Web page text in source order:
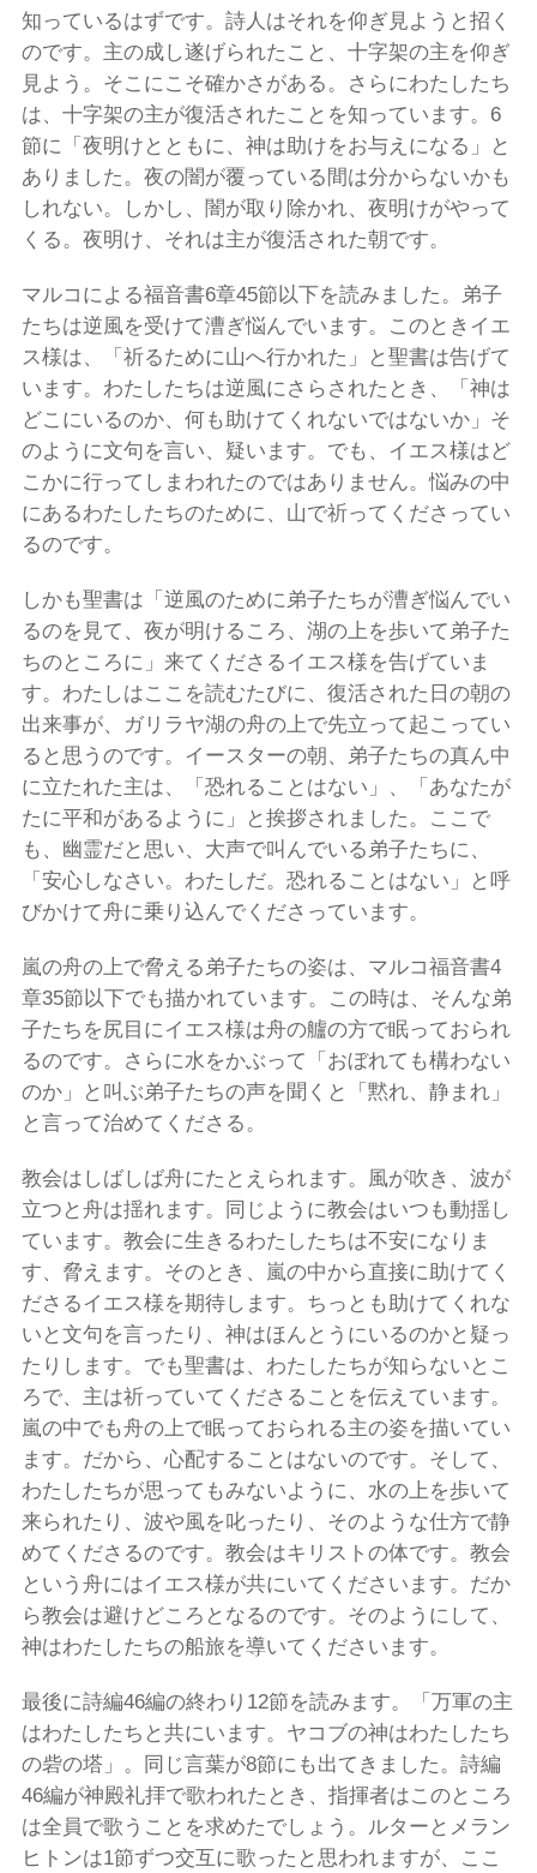
知っているはずです。詩人はそれを仰ぎ見ようと招く
のです。主の成し遂げられたこと、十字架の主を仰ぎ
見よう。そこにこそ確かさがある。さらにわたしたち
は、十字架の主が復活されたことを知っています。6
節に「夜明けとともに、神は助けをお与えになる」と
ありました。夜の闇が覆っている間は分からないかも
しれない。しかし、闇が取り除かれ、夜明けがやって
くる。夜明け、それは主が復活された朝です。
マルコによる福音書6章45節以下を読みました。弟子
たちは逆風を受けて漕ぎ悩んでいます。このときイエ
ス様は、「祈るために山へ行かれた」と聖書は告げて
います。わたしたちは逆風にさらされたとき、「神は
どこにいるのか、何も助けてくれないではないか」そ
のように文句を言い、疑います。でも、イエス様はど
こかに行ってしまわれたのではありません。悩みの中
にあるわたしたちのために、山で祈ってくださってい
るのです。
しかも聖書は「逆風のために弟子たちが漕ぎ悩んでい
るのを見て、夜が明けるころ、湖の上を歩いて弟子た
ちのところに」来てくださるイエス様を告げていま
す。わたしはここを読むたびに、復活された日の朝の
出来事が、ガリラヤ湖の舟の上で先立って起こってい
ると思うのです。イースターの朝、弟子たちの真ん中
に立たれた主は、「恐れることはない」、「あなたが
たに平和があるように」と挨拶されました。ここで
も、幽霊だと思い、大声で叫んでいる弟子たちに、
「安心しなさい。わたしだ。恐れることはない」と呼
びかけて舟に乗り込んでくださっています。
嵐の舟の上で脅える弟子たちの姿は、マルコ福音書4
章35節以下でも描かれています。この時は、そんな弟
子たちを尻目にイエス様は舟の艫の方で眠っておられ
るのです。さらに水をかぶって「おぼれても構わない
のか」と叫ぶ弟子たちの声を聞くと「黙れ、静まれ」
と言って治めてくださる。
教会はしばしば舟にたとえられます。風が吹き、波が
立つと舟は揺れます。同じように教会はいつも動揺し
ています。教会に生きるわたしたちは不安になりま
す、脅えます。そのとき、嵐の中から直接に助けてく
ださるイエス様を期待します。ちっとも助けてくれな
いと文句を言ったり、神はほんとうにいるのかと疑っ
たりします。でも聖書は、わたしたちが知らないとこ
ろで、主は祈っていてくださることを伝えています。
嵐の中でも舟の上で眠っておられる主の姿を描いてい
ます。だから、心配することはないのです。そして、
わたしたちが思ってもみないように、水の上を歩いて
来られたり、波や風を叱ったり、そのような仕方で静
めてくださるのです。教会はキリストの体です。教会
という舟にはイエス様が共にいてくださいます。だか
ら教会は避けどころとなるのです。そのようにして、
神はわたしたちの船旅を導いてくださいます。
最後に詩編46編の終わり12節を読みます。「万軍の主
はわたしたちと共にいます。ヤコブの神はわたしたち
の砦の塔」。同じ言葉が8節にも出てきました。詩編
46編が神殿礼拝で歌われたとき、指揮者はこのところ
は全員で歌うことを求めたでしょう。ルターとメラン
ヒトンは1節ずつ交互に歌ったと思われますが、ここ